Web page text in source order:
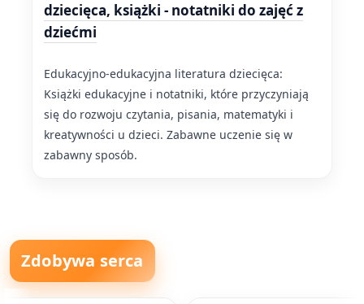
dziecięca, książki - notatniki do zajęć z
dziećmi
Edukacyjno-edukacyjna literatura dziecięca:
Książki edukacyjne i notatniki, które przyczyniają
się do rozwoju czytania, pisania, matematyki i
kreatywności u dzieci. Zabawne uczenie się w
zabawny sposób.
Zdobywa serca